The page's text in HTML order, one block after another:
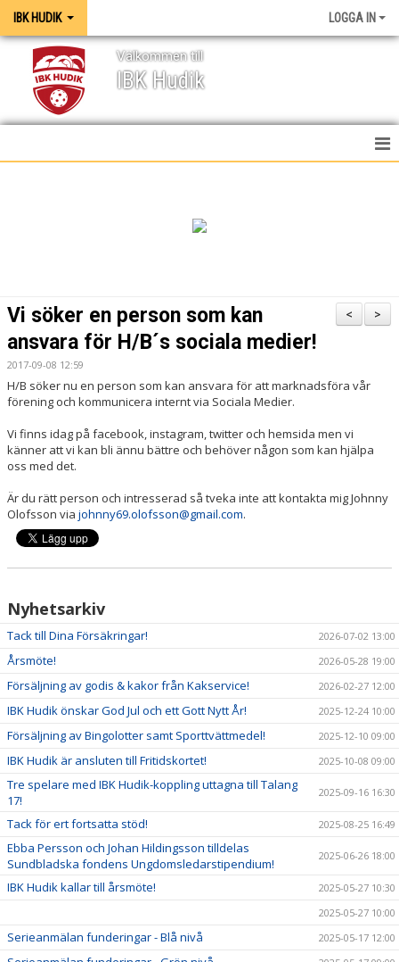
IBK HUDIK LOGGA IN
IBK Hudik
Välkommen till
MEDIA / GRAFISK PROFIL
KALENDER
DOKUMENT
OM KLUBBEN
FÖRSÄKRING
MATCHER
BILDER
IBIS INLOGGNING
HALLBOKNING
SPONSORER
LIVESÄNDNINGAR / HIGHLIGHTS
>
<
Vi söker en person som kan
ansvara för H/B´s sociala medier!
2017-09-08 12:59
H/B söker nu en person som kan ansvara för att marknadsföra vår
förening och kommunicera internt via Sociala Medier.
Vi finns idag på facebook, instagram, twitter och hemsida men vi
känner att vi kan bli ännu bättre och behöver någon som kan hjälpa
oss med det.
Är du rätt person och intresserad så tveka inte att kontakta mig Johnny
Olofsson via johnny69.olofsson@gmail.com.
Nyhetsarkiv
Tack till Dina Försäkringar! 2026-07-02 13:00
Årsmöte! 2026-05-28 19:00
Försäljning av godis & kakor från Kakservice! 2026-02-27 12:00
IBK Hudik önskar God Jul och ett Gott Nytt År! 2025-12-24 10:00
Försäljning av Bingolotter samt Sporttvättmedel! 2025-12-10 09:00
IBK Hudik är ansluten till Fritidskortet! 2025-10-08 09:00
Tre spelare med IBK Hudik-koppling uttagna till Talang
17!
2025-09-16 16:30
Tack för ert fortsatta stöd! 2025-08-25 16:49
Ebba Persson och Johan Hildingsson tilldelas
Sundbladska fondens Ungdomsledarstipendium!
2025-06-26 18:00
IBK Hudik kallar till årsmöte!
2025-05-27 10:30
2025-05-27 10:00
Serieanmälan funderingar - Blå nivå 2025-05-17 12:00